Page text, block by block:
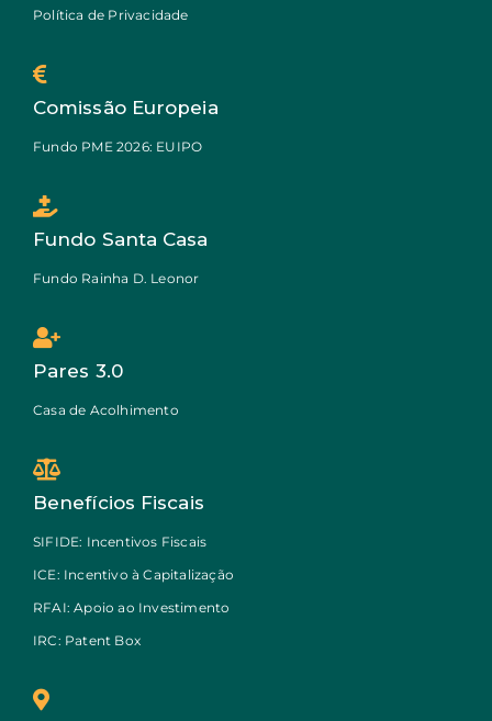
Política de Privacidade
Comissão Europeia
Fundo PME 2026: EUIPO
Fundo Santa Casa
Fundo Rainha D. Leonor
Pares 3.0
Casa de Acolhimento
Benefícios Fiscais
SIFIDE: Incentivos Fiscais
ICE: Incentivo à Capitalização
RFAI: Apoio ao Investimento
IRC: Patent Box